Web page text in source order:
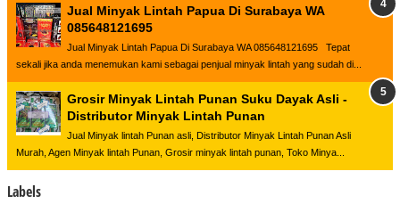
Jual Minyak Lintah Papua Di Surabaya WA
085648121695
Jual Minyak Lintah Papua Di Surabaya WA 085648121695 Tepat
sekali jika anda menemukan kami sebagai penjual minyak lintah yang sudah di...
Grosir Minyak Lintah Punan Suku Dayak Asli -
Distributor Minyak Lintah Punan
Jual Minyak lintah Punan asli, Distributor Minyak Lintah Punan Asli
Murah, Agen Minyak lintah Punan, Grosir minyak lintah punan, Toko Minya...
Labels